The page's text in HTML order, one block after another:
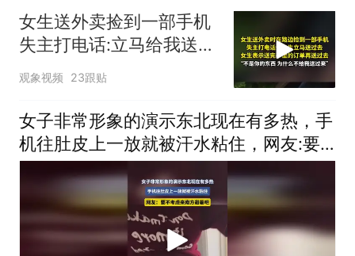
女生送外卖捡到一部手机
失主打电话:立马给我送过
来
观象视频 23跟贴
女子非常形象的演示东北现在有多热，手
机往肚皮上一放就被汗水粘住，网友:要
不考虑来南方避暑吧